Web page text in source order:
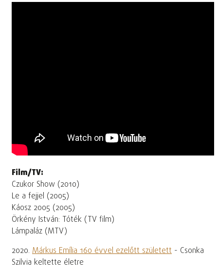
Film/TV:
Czukor Show (2010)
Le a fejjel (2005)
Káosz 2005 (2005)
Örkény István: Tóték (TV film)
Lámpaláz (MTV)
2020. Márkus Emília 160 évvel ezelőtt született - Csonka
Szilvia keltette életre